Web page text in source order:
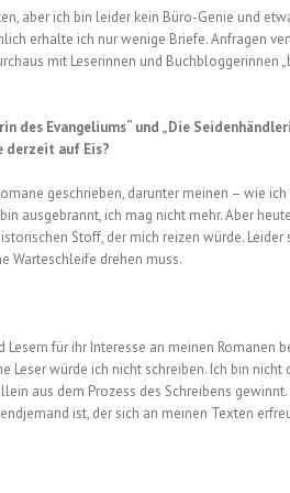
aber ich bin leider kein Büro-Genie und
erhalte ich nur wenige Briefe. Anfragen
mit Leserinnen und Buchbloggerinnen
des Evangeliums“ und „Die
derzeit auf Eis?
geschrieben, darunter meinen – wie
ausgebrannt, ich mag nicht mehr. Aber
Stoff, der mich reizen würde.
Warteschleife drehen muss.
für ihr Interesse an meinen Romanen
würde ich nicht schreiben. Ich bin nicht
aus dem Prozess des Schreibens
ist, der sich an meinen Texten